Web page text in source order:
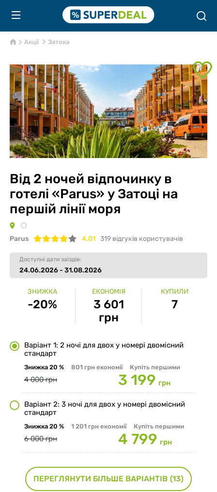
Акції Затока
Від 2 ночей відпочинку в
готелі «Parus» у Затоці на
першій лінії моря
Parus 4.01 319 відгуків користувачів
Доступні дати заїздів:
24.06.2026 - 31.08.2026
ЗНИЖКА
-20%
ЕКОНОМІЯ
3 601
грн
КУПИЛИ
7
Варіант 1: 2 ночі для двох у номері двомісний
стандарт
Знижка 20 % 801 грн економії Купіть першими
4 000 грн 3 199 грн
Варіант 2: 3 ночі для двох у номері двомісний
стандарт
Знижка 20 % 1 201 грн економії Купіть першими
6 000 грн 4 799 грн
ПЕРЕГЛЯНУТИ БІЛЬШЕ ВАРІАНТІВ (13)